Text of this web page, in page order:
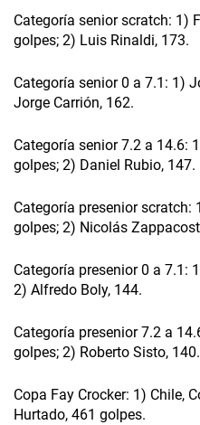
Categoría senior scratch: 1)
golpes; 2) Luis Rinaldi, 173.
Categoría senior 0 a 7.1: 1)
Jorge Carrión, 162.
Categoría senior 7.2 a 14.6:
golpes; 2) Daniel Rubio, 147.
Categoría presenior scratch:
golpes; 2) Nicolás
Categoría presenior 0 a 7.1:
2) Alfredo Boly, 144.
Categoría presenior 7.2 a
golpes; 2) Roberto Sisto, 140.
Copa Fay Crocker: 1) Chile,
Hurtado, 461 golpes.